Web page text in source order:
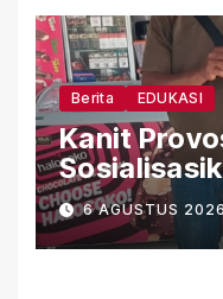
Berita EDUKASI
Kanit
Polri
Desa
6 AGUSTUS